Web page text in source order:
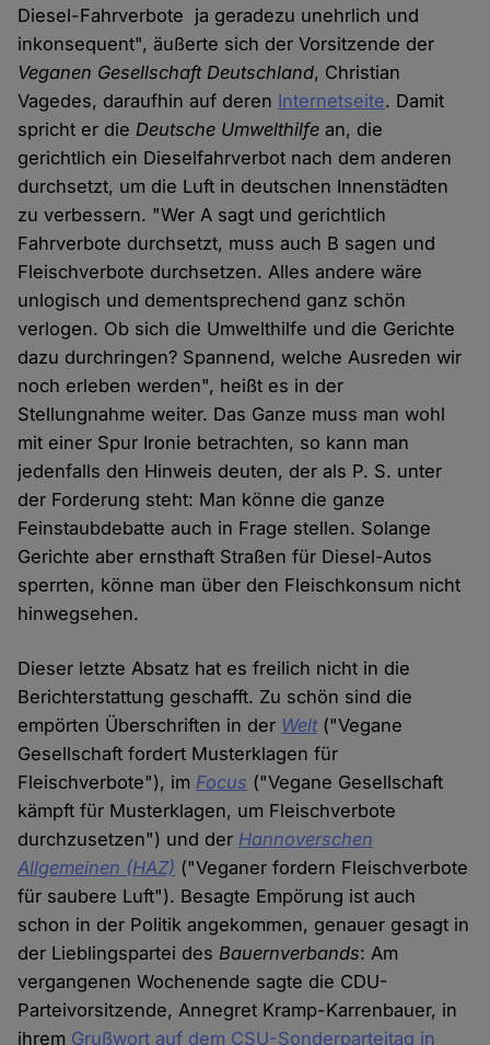
Diesel-Fahrverbote ja geradezu unehrlich und
inkonsequent", äußerte sich der Vorsitzende der
Veganen Gesellschaft Deutschland, Christian
Vagedes, daraufhin auf deren Internetseite. Damit
spricht er dieDeutsche Umwelthilfe an, die
gerichtlich ein Dieselfahrverbot nach dem anderen
durchsetzt, um die Luft in deutschen Innenstädten
zu verbessern. "Wer A sagt und gerichtlich
Fahrverbote durchsetzt, muss auch B sagen und
Fleischverbote durchsetzen. Alles andere wäre
unlogisch und dementsprechend ganz schön
verlogen. Ob sich die Umwelthilfe und die Gerichte
dazu durchringen? Spannend, welche Ausreden wir
noch erleben werden", heißt es in der
Stellungnahme weiter. Das Ganze muss man wohl
mit einer Spur Ironie betrachten, so kann man
jedenfalls den Hinweis deuten, der als P. S. unter
der Forderung steht: Man könne die ganze
Feinstaubdebatte auch in Frage stellen. Solange
Gerichte aber ernsthaft Straßen für Diesel-Autos
sperrten, könne man über den Fleischkonsum nicht
hinwegsehen.
Dieser letzte Absatz hat es freilich nicht in die
Berichterstattung geschafft. Zu schön sind die
empörten Überschriften in der Welt("Vegane
Gesellschaft fordert Musterklagen für
Fleischverbote"), im Focus ("Vegane Gesellschaft
kämpft für Musterklagen, um Fleischverbote
durchzusetzen") und der Hannoverschen
Allgemeinen (HAZ) ("Veganer fordern Fleischverbote
für saubere Luft"). Besagte Empörung ist auch
schon in der Politik angekommen, genauer gesagt in
der Lieblingspartei desBauernverbands: Am
vergangenen Wochenende sagte die CDU-
Parteivorsitzende, Annegret Kramp-Karrenbauer, in
ihrem Grußwort auf dem CSU-Sonderparteitag in